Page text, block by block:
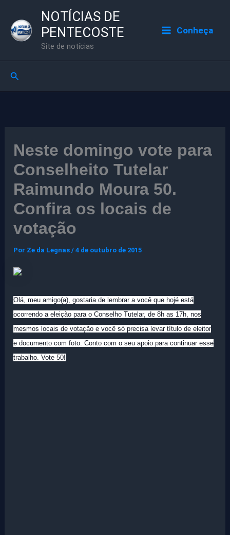
para
NOTÍCIAS DE
PENTECOSTE
Site de notícias
Conheça
Pesquisar
Neste domingo vote para
Conselheito Tutelar
Raimundo Moura 50.
Confira os locais de
votação
Por Ze da Legnas/4 de outubro de 2015
Olá, meu amigo(a), gostaria de lembrar a você que hojé está
ocorrendo a eleição para o Conselho Tutelar, de 8h as 17h, nos
mesmos locais de votação e você só precisa levar título de eleitor
e documento com foto. Conto com o seu apoio para continuar esse
trabalho. Vote 50!